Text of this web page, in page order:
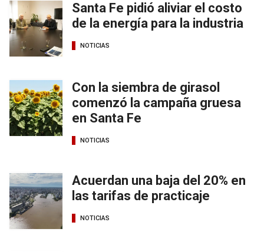
Santa Fe pidió aliviar el costo
de la energía para la industria
NOTICIAS
Con la siembra de girasol
comenzó la campaña gruesa
en Santa Fe
NOTICIAS
Acuerdan una baja del 20% en
las tarifas de practicaje
NOTICIAS